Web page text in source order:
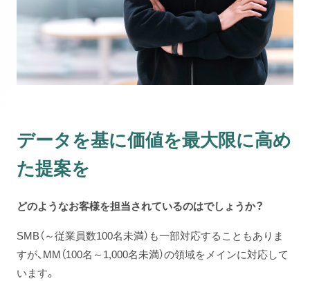
データを基に価値を最大限に高め
た提案を
どのようなお客様を担当されているのはでしょうか？
SMB（～従業員数100名未満）も一部対応することもありま
すが、MM（100名～1,000名未満）の領域をメインに対応して
います。